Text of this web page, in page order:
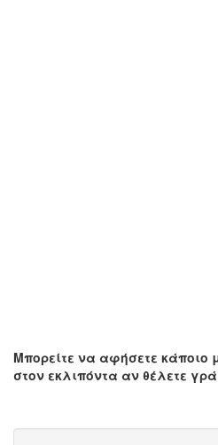
Μπορείτε να αφήσετε κάποιο
στον εκλιπόντα αν θέλετε